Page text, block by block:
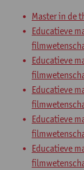
Master in de
Educatieve
Educatieve
Educatieve
Educatieve
Educatieve